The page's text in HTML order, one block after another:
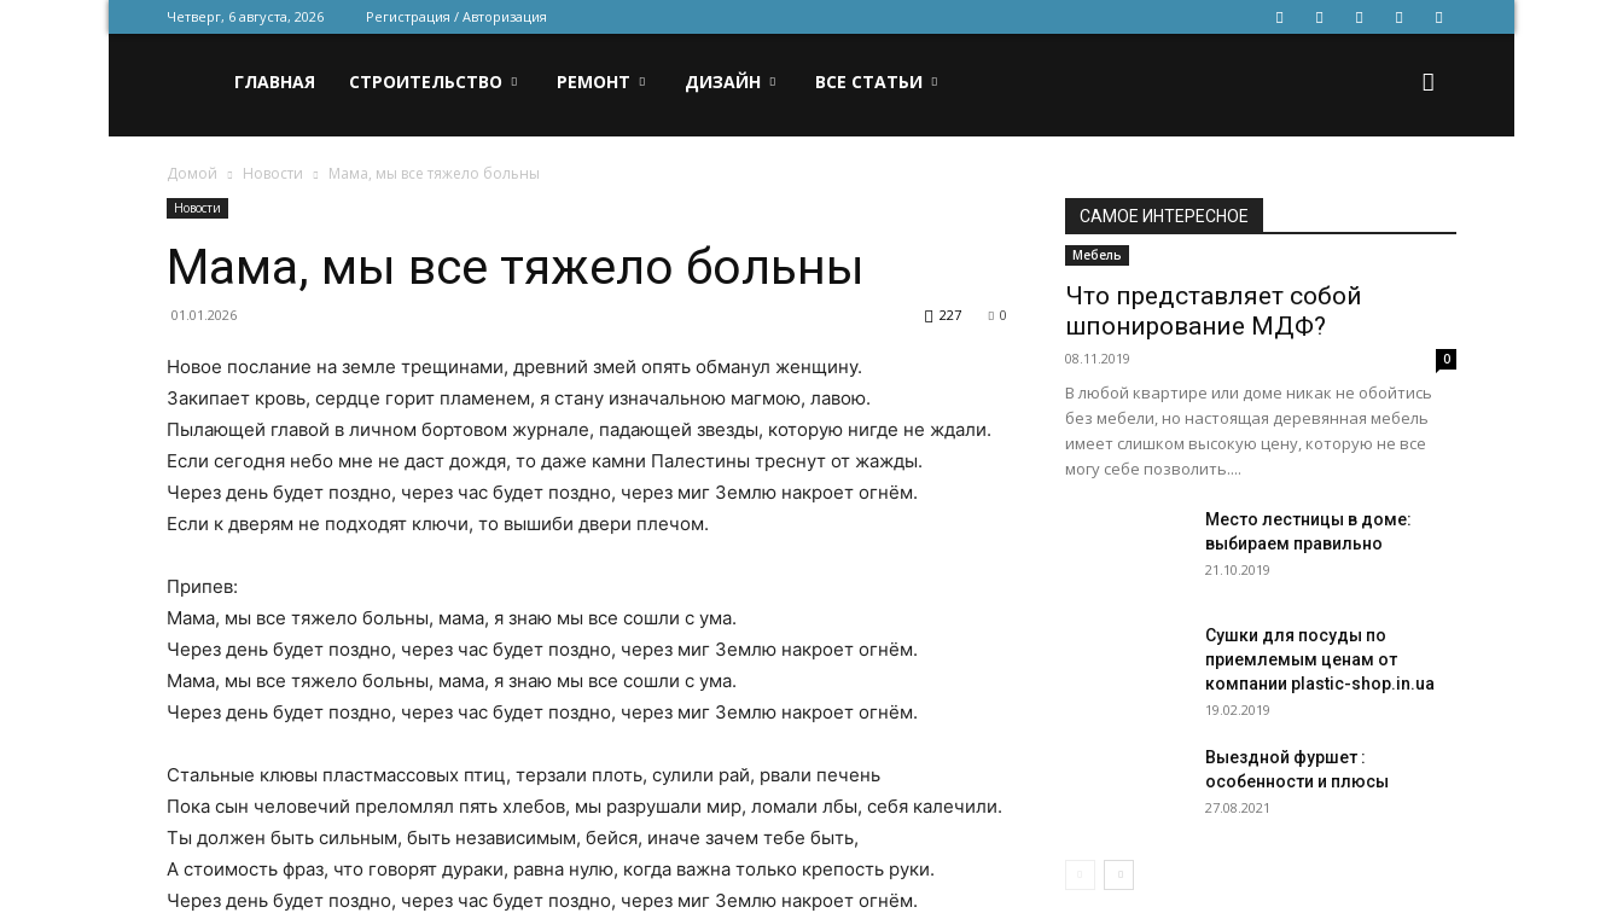
Четверг, 6 августа, 2026 Регистрация / Авторизация
для
строительства
и
ремонта
ГЛАВНАЯ СТРОИТЕЛЬСТВО РЕМОНТ ДИЗАЙН ВСЕ СТАТЬИ
Домой Новости Мама, мы все тяжело больны
Новости
Мама, мы все тяжело больны
01.01.2026 0
227
Новое послание на земле трещинами, древний змей опять обманул женщину.
Закипает кровь, сердце горит пламенем, я стану изначальною магмою, лавою.
Пылающей главой в личном бортовом журнале, падающей звезды, которую нигде не ждали.
Если сегодня небо мне не даст дождя, то даже камни Палестины треснут от жажды.
Через день будет поздно, через час будет поздно, через миг Землю накроет огнём.
Если к дверям не подходят ключи, то вышиби двери плечом.
Припев:
Мама, мы все тяжело больны, мама, я знаю мы все сошли с ума.
Через день будет поздно, через час будет поздно, через миг Землю накроет огнём.
Мама, мы все тяжело больны, мама, я знаю мы все сошли с ума.
Через день будет поздно, через час будет поздно, через миг Землю накроет огнём.
Стальные клювы пластмассовых птиц, терзали плоть, сулили рай, рвали печень
Пока сын человечий преломлял пять хлебов, мы разрушали мир, ломали лбы, себя калечили.
Ты должен быть сильным, быть независимым, бейся, иначе зачем тебе быть,
А стоимость фраз, что говорят дураки, равна нулю, когда важна только крепость руки.
Через день будет поздно, через час будет поздно, через миг Землю накроет огнём.
САМОЕ ИНТЕРЕСНОЕ
Мебель
Что представляет собой
шпонирование МДФ?
08.11.2019 0
В любой квартире или доме никак не обойтись
без мебели, но настоящая деревянная мебель
имеет слишком высокую цену, которую не все
могу себе позволить....
Место лестницы в доме:
выбираем правильно
21.10.2019
Сушки для посуды по
приемлемым ценам от
компании plastic-shop.in.ua
19.02.2019
Выездной фуршет :
особенности и плюсы
27.08.2021